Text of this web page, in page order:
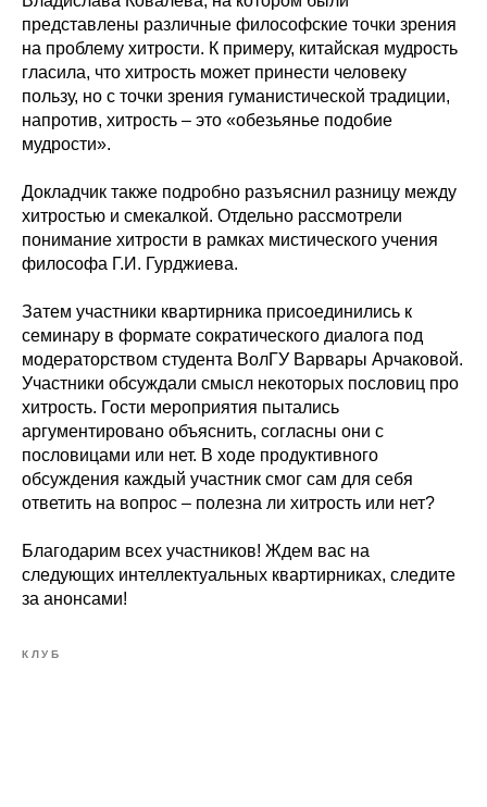
представлены различные философские точки зрения
на проблему хитрости. К примеру, китайская мудрость
гласила, что хитрость может принести человеку
пользу, но с точки зрения гуманистической традиции,
напротив, хитрость – это «обезьянье подобие
мудрости».
Докладчик также подробно разъяснил разницу между
хитростью и смекалкой. Отдельно рассмотрели
понимание хитрости в рамках мистического учения
философа Г.И. Гурджиева.
Затем участники квартирника присоединились к
семинару в формате сократического диалога под
модераторством студента ВолГУ Варвары Арчаковой.
Участники обсуждали смысл некоторых пословиц про
хитрость. Гости мероприятия пытались
аргументировано объяснить, согласны они с
пословицами или нет. В ходе продуктивного
обсуждения каждый участник смог сам для себя
ответить на вопрос – полезна ли хитрость или нет?
Благодарим всех участников! Ждем вас на
следующих интеллектуальных квартирниках, следите
за анонсами!
КЛУБ